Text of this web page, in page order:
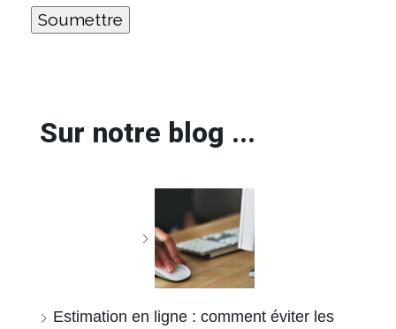
Sur notre blog ...
Estimation en ligne : comment éviter les